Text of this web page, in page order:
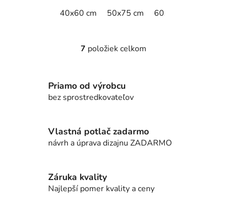
40x60 cm 50x75 cm 60x90 cm
O
á
d
i
e
k
7 položiek celkom
Priamo od výrobcu
bez sprostredkovateľov
Vlastná potlač zadarmo
návrh a úprava dizajnu ZADARMO
Záruka kvality
Najlepší pomer kvality a ceny